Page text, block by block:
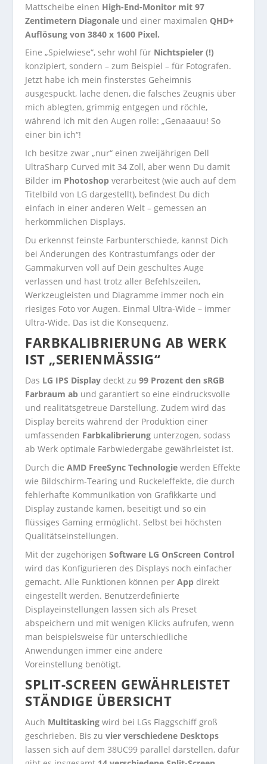
Mattscheibe einen High-End-Monitor mit 97
Zentimetern Diagonale und einer maximalen QHD+
Auflösung von 3840 x 1600 Pixel.
Eine „Spielwiese“, sehr wohl für Nichtspieler (!)
konzipiert, sondern – zum Beispiel – für Fotografen.
Jetzt habe ich mein finsterstes Geheimnis
ausgespuckt, lache denen, die falsches Zeugnis über
mich ablegten, grimmig entgegen und röchle,
während ich mit den Augen rolle: „Genaaauu! So
einer bin ich“!
Ich besitze zwar „nur“ einen zweijährigen Dell
UltraSharp Curved mit 34 Zoll, aber wenn Du damit
Bilder im Photoshop verarbeitest (wie auch auf dem
Titelbild von LG dargestellt), befindest Du dich
einfach in einer anderen Welt – gemessen an
herkömmlichen Displays.
Du erkennst feinste Farbunterschiede, kannst Dich
bei Änderungen des Kontrastumfangs oder der
Gammakurven voll auf Dein geschultes Auge
verlassen und hast trotz aller Befehlszeilen,
Werkzeugleisten und Diagramme immer noch ein
riesiges Foto vor Augen. Einmal Ultra-Wide – immer
Ultra-Wide. Das ist die Konsequenz.
FARBKALIBRIERUNG AB WERK
IST „SERIENMÄSSIG“
Das LG IPS Display deckt zu 99 Prozent den sRGB
Farbraum ab und garantiert so eine eindrucksvolle
und realitätsgetreue Darstellung. Zudem wird das
Display bereits während der Produktion einer
umfassenden Farbkalibrierung unterzogen, sodass
ab Werk optimale Farbwiedergabe gewährleistet ist.
Durch dieAMD FreeSync Technologie werden Effekte
wie Bildschirm-Tearing und Ruckeleffekte, die durch
fehlerhafte Kommunikation von Grafikkarte und
Display zustande kamen, beseitigt und so ein
flüssiges Gaming ermöglicht. Selbst bei höchsten
Qualitätseinstellungen.
Mit der zugehörigenSoftware LG OnScreen Control
wird das Konfigurieren des Displays noch einfacher
gemacht. Alle Funktionen können perApp direkt
eingestellt werden. Benutzerdefinierte
Displayeinstellungen lassen sich als Preset
abspeichern und mit wenigen Klicks aufrufen, wenn
man beispielsweise für unterschiedliche
Anwendungen immer eine andere
Voreinstellung benötigt.
SPLIT-SCREEN GEWÄHRLEISTET
STÄNDIGE ÜBERSICHT
Auch Multitasking wird bei LGs Flaggschiff groß
geschrieben. Bis zuvier verschiedene Desktops
lassen sich auf dem 38UC99 parallel darstellen, dafür